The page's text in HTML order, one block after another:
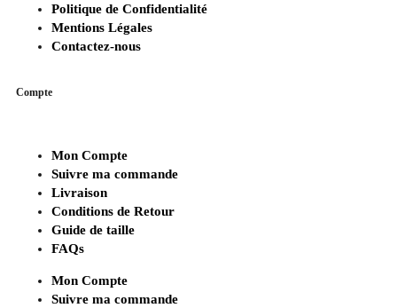
Politique de Confidentialité
Mentions Légales
Contactez-nous
Compte
Mon Compte
Suivre ma commande
Livraison
Conditions de Retour
Guide de taille
FAQs
Mon Compte
Suivre ma commande